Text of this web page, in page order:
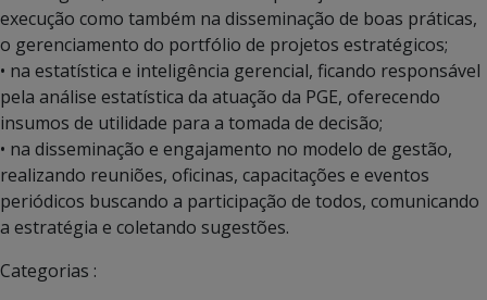
execução como também na disseminação de boas práticas,
o gerenciamento do portfólio de projetos estratégicos;
• na estatística e inteligência gerencial, ficando responsável
pela análise estatística da atuação da PGE, oferecendo
insumos de utilidade para a tomada de decisão;
• na disseminação e engajamento no modelo de gestão,
realizando reuniões, oficinas, capacitações e eventos
periódicos buscando a participação de todos, comunicando
a estratégia e coletando sugestões.
Categorias :